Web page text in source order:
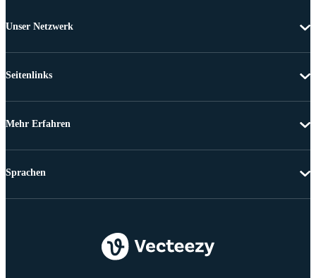
Unser Netzwerk
Seitenlinks
Mehr Erfahren
Sprachen